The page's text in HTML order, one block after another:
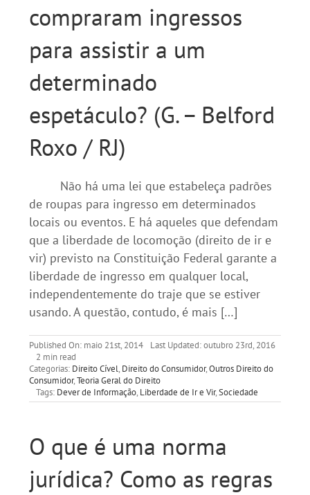
compraram ingressos
para assistir a um
determinado
espetáculo? (G. – Belford
Roxo / RJ)
Não há uma lei que estabeleça padrões
de roupas para ingresso em determinados
locais ou eventos. E há aqueles que defendam
que a liberdade de locomoção (direito de ir e
vir) previsto na Constituição Federal garante a
liberdade de ingresso em qualquer local,
independentemente do traje que se estiver
usando. A questão, contudo, é mais […]
Published On: maio 21st, 2014
Last Updated: outubro 23rd, 2016
2 min read
Categorias: Direito Cível, Direito do Consumidor,Outros Direito do
Consumidor,Teoria Geral do Direito
Tags: Dever de Informação, Liberdade de Ir e Vir,Sociedade
O que é uma norma
jurídica? Como as regras